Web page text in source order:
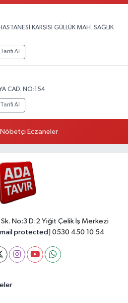
KARŞISI GÜLLÜK MAH. SAĞLIK
Al
CAD. NO:154
Al
Nöbetçi Eczaneler
No:3 D:2 Yiğit Çelik İş Merkezi
protected] 0530 450 10 54